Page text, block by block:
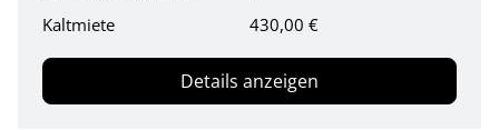
Kaltmiete
430,00 €
Details anzeigen